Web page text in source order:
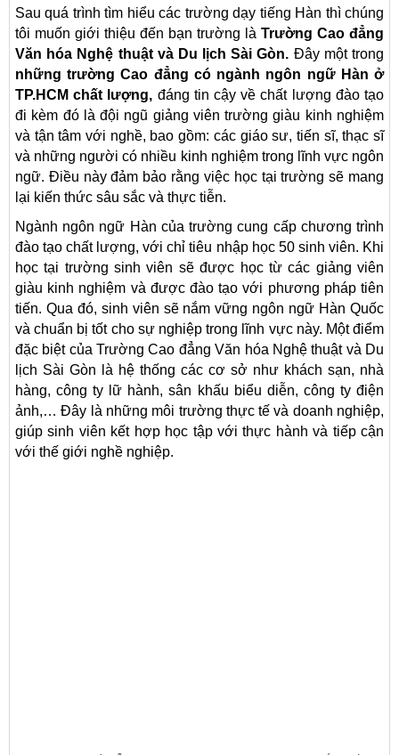
Sau quá trình tìm hiểu các trường dạy tiếng Hàn thì chúng
tôi muốn giới thiệu đến bạn trường là Trường Cao đẳng
Văn hóa Nghệ thuật và Du lịch Sài Gòn. Đây một trong
những trường Cao đẳng có ngành ngôn ngữ Hàn ở
TP.HCM chất lượng, đáng tin cậy về chất lượng đào tạo
đi kèm đó là đội ngũ giảng viên trường giàu kinh nghiệm
và tận tâm với nghề, bao gồm: các giáo sư, tiến sĩ, thạc sĩ
và những người có nhiều kinh nghiệm trong lĩnh vực ngôn
ngữ. Điều này đảm bảo rằng việc học tại trường sẽ mang
lại kiến thức sâu sắc và thực tiễn.
Ngành ngôn ngữ Hàn của trường cung cấp chương trình
đào tạo chất lượng, với chỉ tiêu nhập học 50 sinh viên. Khi
học tại trường sinh viên sẽ được học từ các giảng viên
giàu kinh nghiệm và được đào tạo với phương pháp tiên
tiến. Qua đó, sinh viên sẽ nắm vững ngôn ngữ Hàn Quốc
và chuẩn bị tốt cho sự nghiệp trong lĩnh vực này. Một điểm
đặc biệt của Trường Cao đẳng Văn hóa Nghệ thuật và Du
lịch Sài Gòn là hệ thống các cơ sở như khách sạn, nhà
hàng, công ty lữ hành, sân khấu biểu diễn, công ty điện
ảnh,… Đây là những môi trường thực tế và doanh nghiệp,
giúp sinh viên kết hợp học tập với thực hành và tiếp cận
với thế giới nghề nghiệp.